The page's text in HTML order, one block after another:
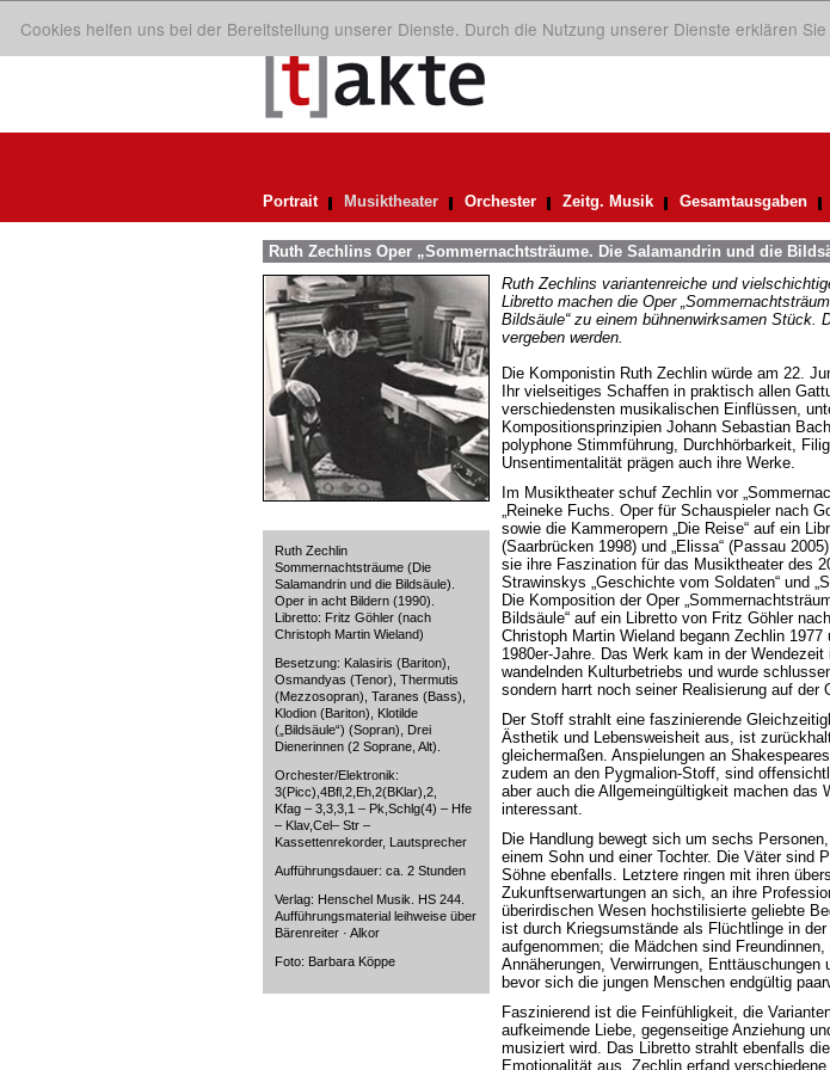
Cookies helfen uns bei der Bereitstellung unserer Dienste. Durch die Nutzung unserer Dienste erklären
Portrait Musiktheater Orchester Zeitg. Musik Gesamtausgaben
Ruth Zechlins Oper „Sommernachtsträume. Die Salamandrin und die
Ruth Zechlin
Sommernachtsträume (Die
Salamandrin und die Bildsäule).
Oper in acht Bildern (1990).
Libretto: Fritz Göhler (nach
Christoph Martin Wieland)
Besetzung: Kalasiris (Bariton),
Osmandyas (Tenor), Thermutis
(Mezzosopran), Taranes (Bass),
Klodion (Bariton), Klotilde
(„Bildsäule“) (Sopran), Drei
Dienerinnen (2 Soprane, Alt).
Orchester/Elektronik:
3(Picc),4Bfl,2,Eh,2(BKlar),2,
Kfag – 3,3,3,1 – Pk,Schlg(4) – Hfe
– Klav,Cel– Str –
Kassettenrekorder, Lautsprecher
Aufführungsdauer: ca. 2 Stunden
Verlag: Henschel Musik. HS 244.
Aufführungsmaterial leihweise über
Bärenreiter · Alkor
Foto: Barbara Köppe
Ruth Zechlins variantenreiche und
Libretto machen die Oper
Bildsäule“ zu einem bühnenwirksamen Stück.
vergeben werden.
Die Komponistin Ruth Zechlin würde am 22.
Ihr vielseitiges Schaffen in praktisch allen
verschiedensten musikalischen Einflüssen,
Kompositionsprinzipien Johann Sebastian
polyphone Stimmführung, Durchhörbarkeit,
Unsentimentalität prägen auch ihre Werke.
Im Musiktheater schuf Zechlin vor
„Reineke Fuchs. Oper für Schauspieler nach
sowie die Kammeropern „Die Reise“ auf ein
(Saarbrücken 1998) und „Elissa“ (Passau
sie ihre Faszination für das Musiktheater des
Strawinskys „Geschichte vom Soldaten“ und
Die Komposition der Oper
Bildsäule“ auf ein Libretto von Fritz Göhler
Christoph Martin Wieland begann Zechlin
1980er-Jahre. Das Werk kam in der
wandelnden Kulturbetriebs und wurde
sondern harrt noch seiner Realisierung auf der
Der Stoff strahlt eine faszinierende
Ästhetik und Lebensweisheit aus, ist
gleichermaßen. Anspielungen an
zudem an den Pygmalion-Stoff, sind
aber auch die Allgemeingültigkeit machen das
interessant.
Die Handlung bewegt sich um sechs
einem Sohn und einer Tochter. Die Väter sind
Söhne ebenfalls. Letztere ringen mit ihren
Zukunftserwartungen an sich, an ihre
überirdischen Wesen hochstilisierte geliebte
ist durch Kriegsumstände als Flüchtlinge in der
aufgenommen; die Mädchen sind
Annäherungen, Verwirrungen, Enttäuschungen
bevor sich die jungen Menschen endgültig
Faszinierend ist die Feinfühligkeit, die
aufkeimende Liebe, gegenseitige Anziehung
musiziert wird. Das Libretto strahlt ebenfalls
Emotionalität aus. Zechlin erfand